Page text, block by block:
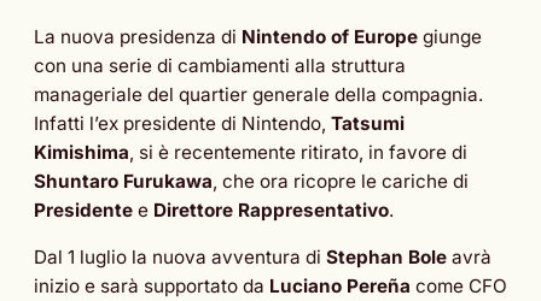
La nuova presidenza di Nintendo of Europe giunge
con una serie di cambiamenti alla struttura
manageriale del quartier generale della compagnia.
Infatti l’ex presidente di Nintendo, Tatsumi
Kimishima, si è recentemente ritirato, in favore di
Shuntaro Furukawa, che ora ricopre le cariche di
Presidente e Direttore Rappresentativo.
Dal 1 luglio la nuova avventura di Stephan Bole avrà
inizio e sarà supportato da Luciano Pereña come CFO